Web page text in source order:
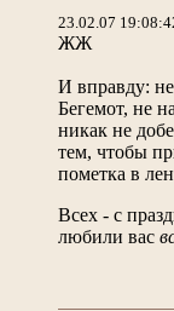
23.02.07
ЖЖ
И вправду:
Бегемот, не
никак не
тем, чтобы
пометка в
Всех - с
любили вас